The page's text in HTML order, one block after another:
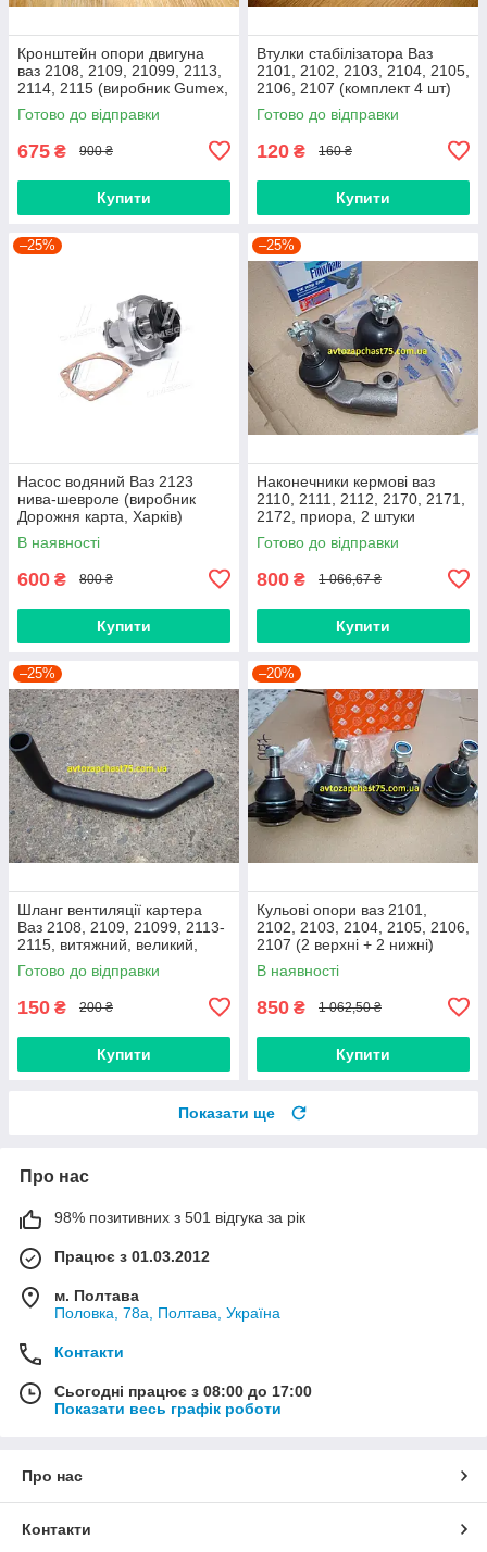
Кронштейн опори двигуна
ваз 2108, 2109, 21099, 2113,
2114, 2115 (виробник Gumex,
Польща)
Готово до відправки
675 ₴ 900 ₴
Купити
Втулки стабілізатора Ваз
2101, 2102, 2103, 2104, 2105,
2106, 2107 (комплект 4 шт)
виробник Gumex, Польща
Готово до відправки
120 ₴ 160 ₴
Купити
–25%
Насос водяний Ваз 2123
нива-шевроле (виробник
Дорожня карта, Харків)
В наявності
600 ₴ 800 ₴
Купити
–25%
Наконечники кермові ваз
2110, 2111, 2112, 2170, 2171,
2172, приора, 2 штуки
(виробник Finwhale,
Німеччина)
Готово до відправки
800 ₴ 1 066,67 ₴
Купити
–25%
Шланг вентиляції картера
Ваз 2108, 2109, 21099, 2113-
2115, витяжний, великий,
нижній
Готово до відправки
150 ₴ 200 ₴
Купити
–20%
Кульові опори ваз 2101,
2102, 2103, 2104, 2105, 2106,
2107 (2 верхні + 2 нижні)
Дорожня карта, Харків
В наявності
850 ₴ 1 062,50 ₴
Купити
Показати ще
Про нас
98% позитивних з 501 відгука за рік
Працює з 01.03.2012
м. Полтава
Половка, 78а, Полтава, Україна
Контакти
Сьогодні працює з 08:00 до 17:00
Показати весь графік роботи
Про нас
Контакти